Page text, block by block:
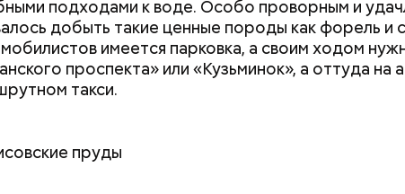
подходами к воде. Особо проворным и
добыть такие ценные породы как форель и
имеется парковка, а своим ходом
проспекта» или «Кузьминок», а оттуда на
такси.
пруды